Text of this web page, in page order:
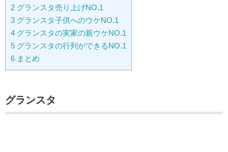
2 グランスタ売り上げNO.1
3 グランスタ子供へのウケNO.1
4 グランスタの実家の親ウケNO.1
5 グランスタの行列ができるNO.1
6 まとめ
グランスタ